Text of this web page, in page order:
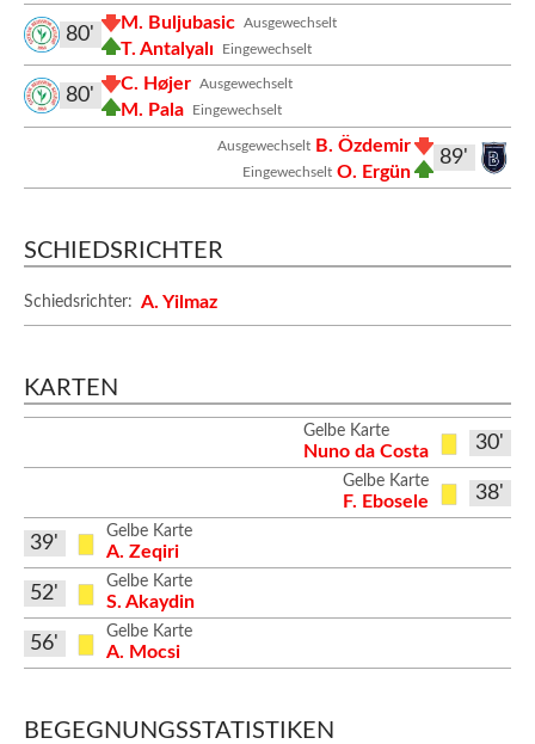
Ausgewechselt
M. Buljubasic
Eingewechselt
T. Antalyalı
80'
Ausgewechselt
C. Højer
Eingewechselt
M. Pala
80'
89'
Ausgewechselt B. Özdemir
Eingewechselt O. Ergün
SCHIEDSRICHTER
Schiedsrichter: A. Yilmaz
KARTEN
30'
Gelbe Karte
Nuno da Costa
38'
Gelbe Karte
F. Ebosele
Gelbe Karte
A. Zeqiri
39'
Gelbe Karte
S. Akaydin
52'
Gelbe Karte
A. Mocsi
56'
BEGEGNUNGSSTATISTIKEN